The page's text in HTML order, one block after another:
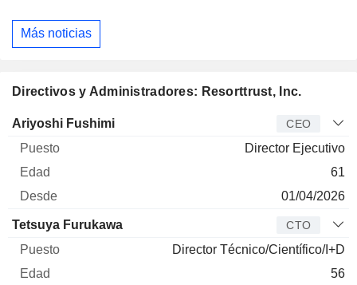
Más noticias
Directivos y Administradores: Resorttrust, Inc.
Director Puesto Edad
Ariyoshi Fushimi CEO
Director Ejecutivo
61
01/04/2026
Tetsuya Furukawa CTO
Director Técnico/Científico/I+D
56